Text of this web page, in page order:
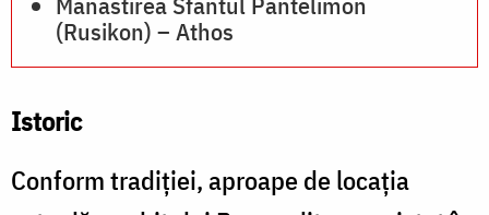
(Rusikon) – Athos
Istoric
Conform tradiţiei, aproape de locația